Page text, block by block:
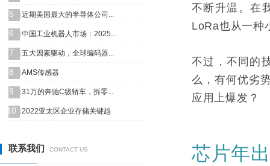
5 近期美国最大的半导体公司...
6 中国工业机器人市场：2025...
7 五大因素驱动，全球编码器...
8 AMS传感器
9 31万的奔驰C级轿车，拆零...
10 2022亚太区企业存储关键趋
联系我们 CONTACT US
不断升温。在
LoRa也从一种
不过，不同的
么，有何优劣
应用上爆发？
芯片年